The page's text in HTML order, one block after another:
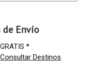
de Envío
GRATIS *
Consultar Destinos